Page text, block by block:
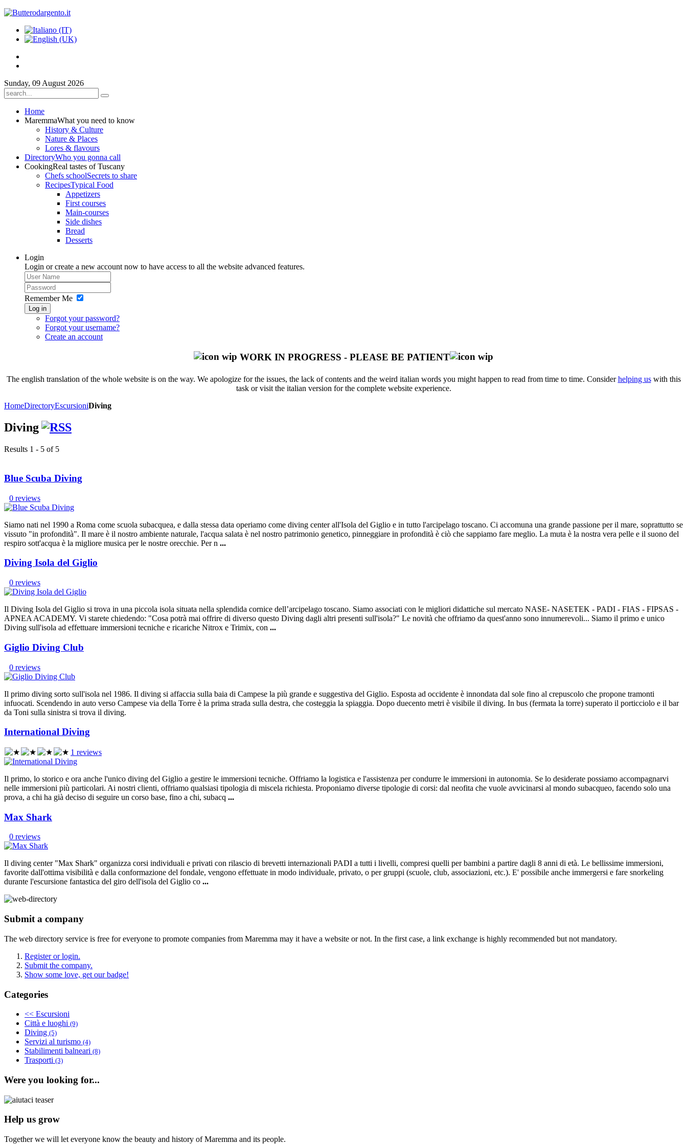
Sunday, 09 August 2026
Home
MaremmaWhat you need to know
History & Culture
Nature & Places
Lores & flavours
DirectoryWho you gonna call
CookingReal tastes of Tuscany
Chefs schoolSecrets to share
RecipesTypical Food
Appetizers
First courses
Main-courses
Side dishes
Bread
Desserts
Login
Login or create a new account now to have access to all the website advanced features.
Remember Me
Log in
Forgot your password?
Forgot your username?
Create an account
WORK IN PROGRESS - PLEASE BE PATIENT
The english translation of the whole website is on the way. We apologize for the issues, the lack of contents and the weird italian words you might happen to read from time to time. Considerhelping uswith this
task or visit the italian version for the complete website experience.
HomeDirectoryEscursioniDiving
Diving
Results 1 - 5 of 5
Blue Scuba Diving
0 reviews
Siamo nati nel 1990 a Roma come scuola subacquea, e dalla stessa data operiamo come diving center all'Isola del Giglio e in tutto l'arcipelago toscano. Ci accomuna una grande passione per il mare, soprattutto se
vissuto "in profondità". Il mare è il nostro ambiente naturale, l'acqua salata è nel nostro patrimonio genetico, pinneggiare in profondità è ciò che sappiamo fare meglio. La muta è la nostra vera pelle e il suono del
respiro sott'acqua è la migliore musica per le nostre orecchie. Per n ...
Diving Isola del Giglio
0 reviews
Il Diving Isola del Giglio si trova in una piccola isola situata nella splendida cornice dell’arcipelago toscano. Siamo associati con le migliori didattiche sul mercato NASE- NASETEK - PADI - FIAS - FIPSAS -
APNEA ACADEMY. Vi starete chiedendo: "Cosa potrà mai offrire di diverso questo Diving dagli altri presenti sull'isola?" Le novità che offriamo da quest'anno sono innumerevoli... Siamo il primo e unico
Diving sull'isola ad effettuare immersioni tecniche e ricariche Nitrox e Trimix, con ...
Giglio Diving Club
0 reviews
Il primo diving sorto sull'isola nel 1986. Il diving si affaccia sulla baia di Campese la più grande e suggestiva del Giglio. Esposta ad occidente è innondata dal sole fino al crepuscolo che propone tramonti
infuocati. Scendendo in auto verso Campese via della Torre è la prima strada sulla destra, che costeggia la spiaggia. Dopo duecento metri è visibile il diving. In bus (fermata la torre) superato il porticciolo e il bar
da Toni sulla sinistra si trova il diving.
International Diving
1 reviews
Il primo, lo storico e ora anche l'unico diving del Giglio a gestire le immersioni tecniche. Offriamo la logistica e l'assistenza per condurre le immersioni in autonomia. Se lo desiderate possiamo accompagnarvi
nelle immersioni più particolari. Ai nostri clienti, offriamo qualsiasi tipologia di miscela richiesta. Proponiamo diverse tipologie di corsi: dal neofita che vuole avvicinarsi al mondo subacqueo, facendo solo una
prova, a chi ha già deciso di seguire un corso base, fino a chi, subacq ...
Max Shark
0 reviews
Il diving center "Max Shark" organizza corsi individuali e privati con rilascio di brevetti internazionali PADI a tutti i livelli, compresi quelli per bambini a partire dagli 8 anni di età. Le bellissime immersioni,
favorite dall'ottima visibilità e dalla conformazione del fondale, vengono effettuate in modo individuale, privato, o per gruppi (scuole, club, associazioni, etc.). E' possibile anche immergersi e fare snorkeling
durante l'escursione fantastica del giro dell'isola del Giglio co ...
Submit a company
The web directory service is free for everyone to promote companies from Maremma may it have a website or not. In the first case, a link exchange is highly recommended but not mandatory.
Register or login.
Submit the company.
Show some love, get our badge!
Categories
<< Escursioni
Città e luoghi (9)
Diving (5)
Servizi al turismo (4)
Stabilimenti balneari (8)
Trasporti (3)
Were you looking for...
Help us grow
Together we will let everyone know the beauty and history of Maremma and its people.